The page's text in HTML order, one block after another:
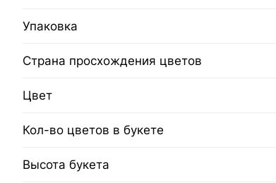
Упаковка
Страна просхождения цветов
Цвет
Кол-во цветов в букете
Высота букета